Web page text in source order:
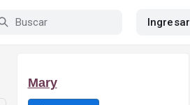
Ingresar
Mary